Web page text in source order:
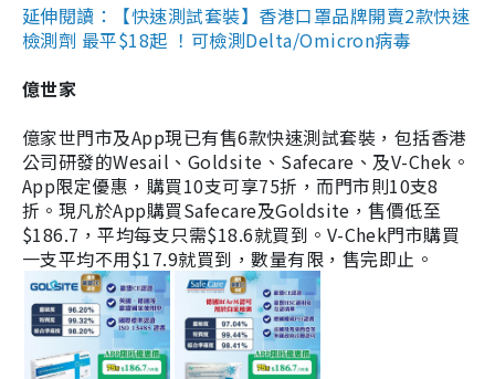
延伸閱讀：【快速測試套裝】香港口罩品牌開賣2款快速
檢測劑 最平$18起 ！可檢測Delta/Omicron病毒
億世家
億家世門市及App現已有售6款快速測試套裝，包括香港
公司研發的Wesail、Goldsite、Safecare、及V-Chek。
App限定優惠，購買10支可享75折，而門市則10支8
折。現凡於App購買Safecare及Goldsite，售價低至
$186.7，平均每支只需$18.6就買到。V-Chek門市購買
一支平均不用$17.9就買到，數量有限，售完即止。